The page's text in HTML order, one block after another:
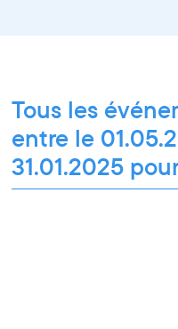
Tous les
entre le
31.01.2025